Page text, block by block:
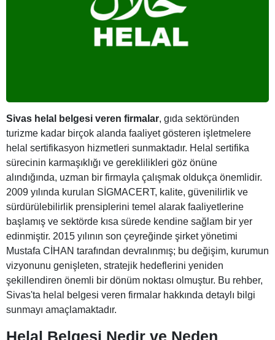
Sivas helal belgesi veren firmalar, gıda sektöründen
turizme kadar birçok alanda faaliyet gösteren işletmelere
helal sertifikasyon hizmetleri sunmaktadır. Helal sertifika
sürecinin karmaşıklığı ve gereklilikleri göz önüne
alındığında, uzman bir firmayla çalışmak oldukça önemlidir.
2009 yılında kurulan SİGMACERT, kalite, güvenilirlik ve
sürdürülebilirlik prensiplerini temel alarak faaliyetlerine
başlamış ve sektörde kısa sürede kendine sağlam bir yer
edinmiştir. 2015 yılının son çeyreğinde şirket yönetimi
Mustafa CİHAN tarafından devralınmış; bu değişim, kurumun
vizyonunu genişleten, stratejik hedeflerini yeniden
şekillendiren önemli bir dönüm noktası olmuştur. Bu rehber,
Sivas'ta helal belgesi veren firmalar hakkında detaylı bilgi
sunmayı amaçlamaktadır.